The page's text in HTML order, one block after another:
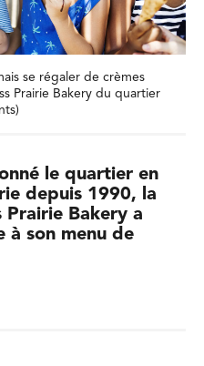
se régaler de crèmes
Prairie Bakery du quartier
le quartier en
depuis 1990, la
Prairie Bakery a
à son menu de